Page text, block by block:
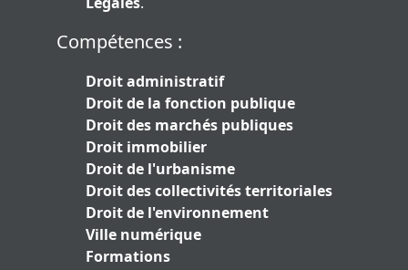
Compétences :
Droit administratif
Droit de la fonction publique
Droit des marchés publiques
Droit immobilier
Droit de l'urbanisme
Droit des collectivités territoriales
Droit de l'environnement
Ville numérique
Formations